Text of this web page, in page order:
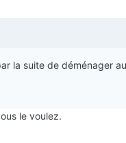
la suite de déménager
le voulez.